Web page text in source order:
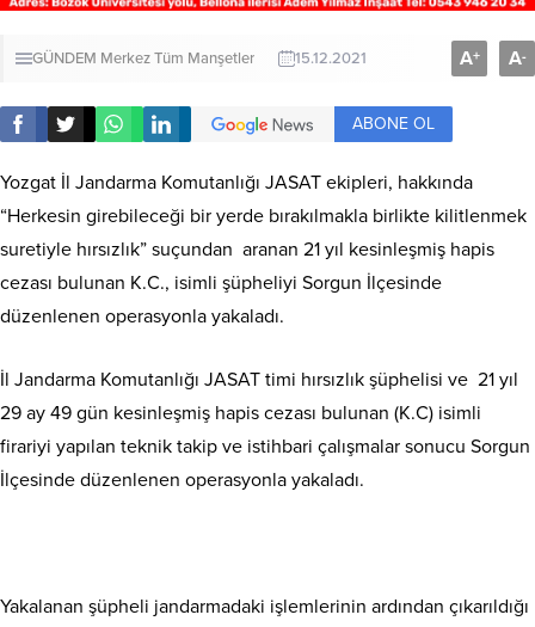
GÜNDEM MerkezTüm Manşetler 15.12.2021 A+ A-
ABONE OL
Yozgat İl Jandarma Komutanlığı JASAT ekipleri, hakkında
“Herkesin girebileceği bir yerde bırakılmakla birlikte kilitlenmek
suretiyle hırsızlık” suçundan aranan 21 yıl kesinleşmiş hapis
cezası bulunan K.C., isimli şüpheliyi Sorgun İlçesinde
düzenlenen operasyonla yakaladı.
İl Jandarma Komutanlığı JASAT timi hırsızlık şüphelisi ve 21 yıl
29 ay 49 gün kesinleşmiş hapis cezası bulunan (K.C) isimli
firariyi yapılan teknik takip ve istihbari çalışmalar sonucu Sorgun
İlçesinde düzenlenen operasyonla yakaladı.
Yakalanan şüpheli jandarmadaki işlemlerinin ardından çıkarıldığı